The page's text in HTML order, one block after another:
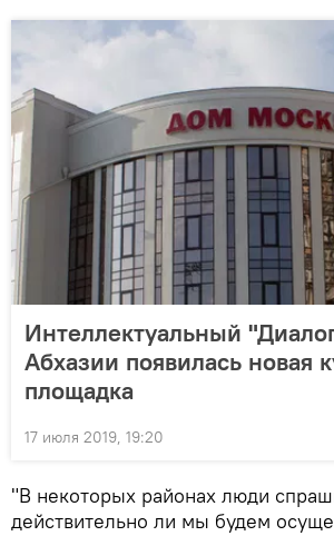
Интеллектуальный
Абхазии появилась новая
площадка
17 июля 2019, 19:20
"В некоторых районах люди
действительно ли мы будем